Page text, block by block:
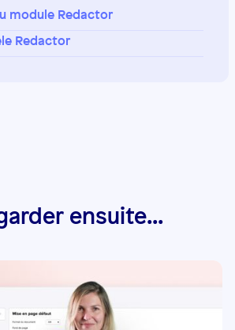
module Redactor
Redactor
ensuite...